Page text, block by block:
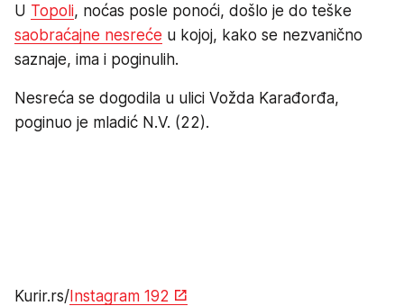
U Topoli, noćas posle ponoći, došlo je do teške
saobraćajne nesreće u kojoj, kako se nezvanično
saznaje, ima i poginulih.
Nesreća se dogodila u ulici Vožda Karađorđa,
poginuo je mladić N.V. (22).
Kurir.rs/Instagram 192